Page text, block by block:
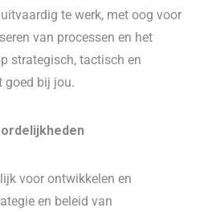
te werk, met oog voor
van processen en het
strategisch, tactisch en
goed bij jou.
voor ontwikkelen en
en beleid van